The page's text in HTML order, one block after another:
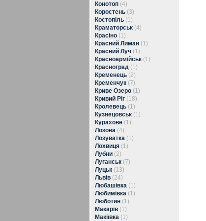
Конотоп (4)
Коростень (3)
Костопіль (1)
Краматорськ (4)
Красіно (1)
Красний Лиман (1)
Красний Луч (1)
Красноармійськ (1)
Красноград (1)
Кременець (2)
Кременчук (7)
Криве Озеро (1)
Кривий Ріг (18)
Кролевець (1)
Кузнецовськ (1)
Курахове (1)
Лозова (4)
Лозуватка (1)
Лохвиця (1)
Лубни (2)
Луганськ (7)
Луцьк (13)
Львів (24)
Любашівка (1)
Любимівка (1)
Люботин (1)
Макарів (1)
Макіївка (1)